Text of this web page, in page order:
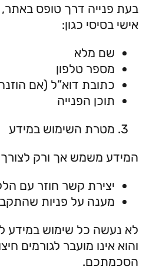
בעת פנייה דרך טופס
אישי בסיסי כגון:
שם מלא
מספר טלפון
כתובת דוא”ל (אם
תוכן הפנייה
מטרת השימוש במידע
המידע משמש אך ורק
יצירת קשר חוזר עם
מענה על פניות
לא נעשה כל שימוש במידע
והוא אינו מועבר לגורמים
הסכמתכם.